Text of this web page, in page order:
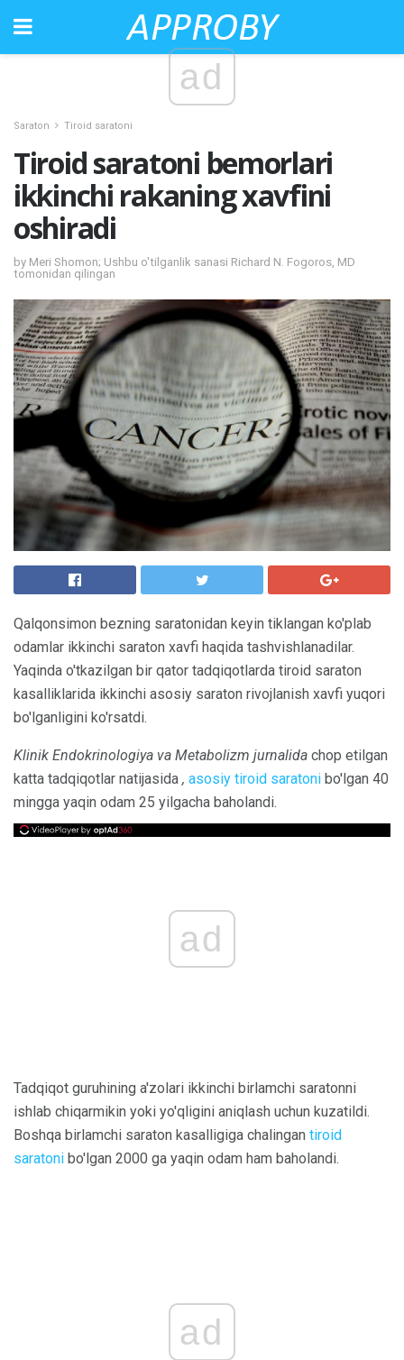
ad
Saraton Tiroid saratoni
Tiroid saratoni bemorlari
ikkinchi rakaning xavfini
oshiradi
by Meri Shomon; Ushbu o'tilganlik sanasi Richard N. Fogoros, MD
tomonidan qilingan
Qalqonsimon bezning saratonidan keyin tiklangan ko'plab
odamlar ikkinchi saraton xavfi haqida tashvishlanadilar.
Yaqinda o'tkazilgan bir qator tadqiqotlarda tiroid saraton
kasalliklarida ikkinchi asosiy saraton rivojlanish xavfi yuqori
bo'lganligini ko'rsatdi.
Klinik Endokrinologiya va Metabolizm jurnalida chop etilgan
katta tadqiqotlar natijasida , asosiy tiroid saratoni bo'lgan 40
mingga yaqin odam 25 yilgacha baholandi.
ad
Tadqiqot guruhining a'zolari ikkinchi birlamchi saratonni
ishlab chiqarmikin yoki yo'qligini aniqlash uchun kuzatildi.
Boshqa birlamchi saraton kasalligiga chalingan tiroid
saratoni bo'lgan 2000 ga yaqin odam ham baholandi.
ad